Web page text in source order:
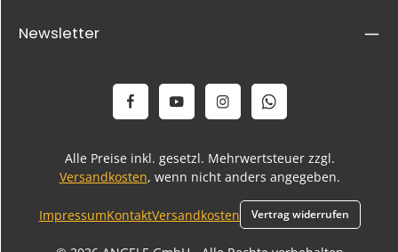
Newsletter
Alle Preise inkl. gesetzl. Mehrwertsteuer zzgl.
Versandkosten, wenn nicht anders angegeben.
ImpressumKontaktVersandkosten Vertrag widerrufen